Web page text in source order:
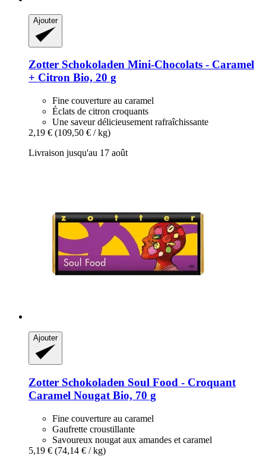
Ajouter
Zotter Schokoladen Mini-​Chocolats -​ Caramel
+ Citron Bio, 20 g
Fine couverture au caramel
Éclats de citron croquants
Une saveur délicieusement rafraîchissante
2,19 € (109,50 € / kg)
Livraison jusqu'au 17 août
Ajouter
Zotter Schokoladen Soul Food -​ Croquant
Caramel Nougat Bio, 70 g
Fine couverture au caramel
Gaufrette croustillante
Savoureux nougat aux amandes et caramel
5,19 € (74,14 € / kg)